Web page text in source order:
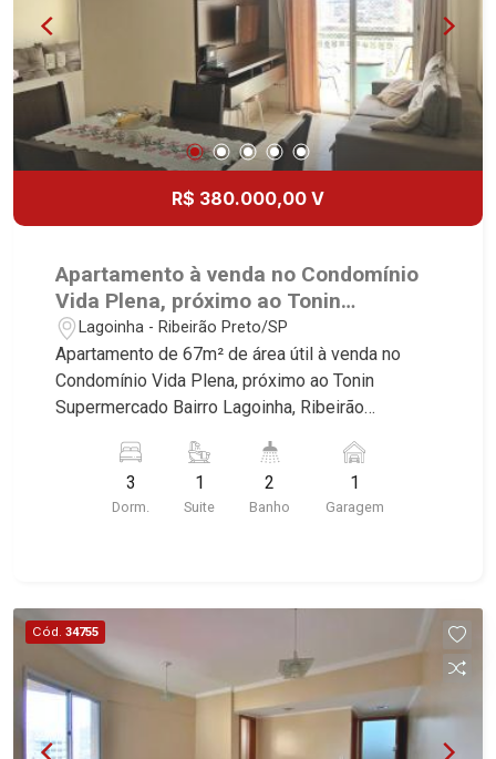
R$ 380.000,00 V
Apartamento à venda no Condomínio
Vida Plena, próximo ao Tonin
Supermercado - Ribeirão Preto/SP
Lagoinha - Ribeirão Preto/SP
Apartamento de 67m² de área útil à venda no
Condomínio Vida Plena, próximo ao Tonin
Supermercado Bairro Lagoinha, Ribeirão
imóvel que a Martinelli Imobiliária selecionou
para você: - 67m² de área útil - 3 dormitórios com
armários e ar condicionado, sendo 1 suíte -
imobiliário desde 2000! Avenida João Fiúsa,
1051 - Alto da Boa Vista | Ribeirão Preto.
3
Dorm.
1
Suite
2
Banho
1
Garagem
Cód. 34755